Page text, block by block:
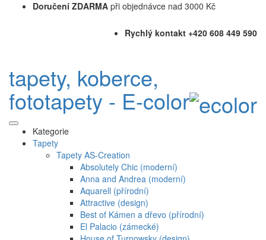
Doručení ZDARMA při objednávce nad 3000 Kč
Rychlý kontakt +420 608 449 590
tapety, koberce,
fototapety - E-color
Kategorie
Tapety
Tapety AS-Creation
Absolutely Chic (moderní)
Anna and Andrea (moderní)
Aquarell (přírodní)
Attractive (design)
Best of Kámen a dřevo (přírodní)
El Palacio (zámecké)